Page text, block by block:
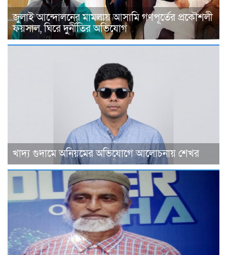
জুলাই আন্দোলনের মামলায় আসামি গণপূর্তের প্রকৌশলী
ফয়সাল, ঘিরে দুর্নীতির অভিযোগ
খাদ্য গুদামে অনিয়মের অভিযোগে আলোচনায় শেখর